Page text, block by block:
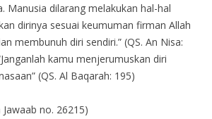
Manusia dilarang melakukan hal-hal
dirinya sesuai keumuman firman Allah
membunuh diri sendiri.” (QS. An Nisa:
kamu menjerumuskan diri
(QS. Al Baqarah: 195)
Jawaab no. 26215)